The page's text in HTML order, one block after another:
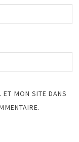
MON SITE DANS